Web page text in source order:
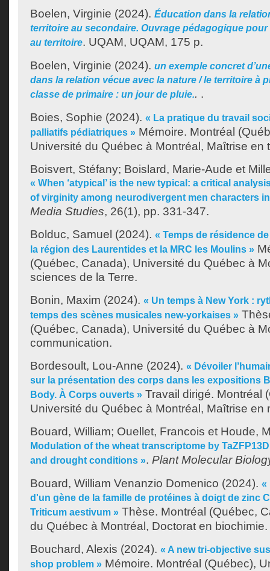
Boelen, Virginie (2024). Éducation dans la
territoire au secondaire. Ouvrage pédagogique
au territoire. UQAM, UQAM, 175 p.
Boelen, Virginie (2024). un exemple concret
dans la relation vécue avec la nature / le territoire à
classe de primaire : un jour de pluie.. .
Boies, Sophie (2024). « La pratique du travail
palliatifs pédiatriques » Mémoire. Montréal
Université du Québec à Montréal, Maîtrise en
Boisvert, Stéfany; Boislard, Marie-Aude et
« When ‘atypical’ is the new typical: a critical
of virginity among neurodivergent men characters
Media Studies, 26(1), pp. 331-347.
Bolduc, Samuel (2024). « Temps de résidence
la région des Laurentides et la MRC les Moulins »
(Québec, Canada), Université du Québec à
sciences de la Terre.
Bonin, Maxim (2024). « Un temps à New York :
temps des scènes musicales new-yorkaises »
(Québec, Canada), Université du Québec à
communication.
Bordesoult, Lou-Anne (2024). « Dévoiler
sur la présentation des corps dans les expositions
Body. À Corps ouverts » Travail dirigé. Montréal
Université du Québec à Montréal, Maîtrise en
Bouard, William; Ouellet, Francois et Houde,
Modulation of the wheat transcriptome by
and drought conditions ». Plant Molecular
Bouard, William Venanzio Domenico (2024). «
d'un gène de la famille de protéines à doigt de zinc
Triticum aestivum » Thèse. Montréal (Québec,
du Québec à Montréal, Doctorat en biochimie.
Bouchard, Alexis (2024). « A new tri-objective
shop problem » Mémoire. Montréal (Québec),